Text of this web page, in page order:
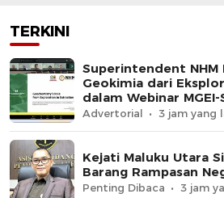
TERKINI
Superintendent NHM
Geokimia dari
dalam Webinar MGEI-
Advertorial 3 jam yang
Kejati Maluku Utara
Barang Rampasan
Penting Dibaca 3 jam